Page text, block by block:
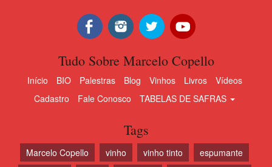
Tudo Sobre Marcelo Copello
Início BIO Palestras Blog Vinhos Livros
Vídeos
Cadastro
Fale Conosco TABELAS DE SAFRAS
Tags
Marcelo Copello vinho vinho tinto espumante